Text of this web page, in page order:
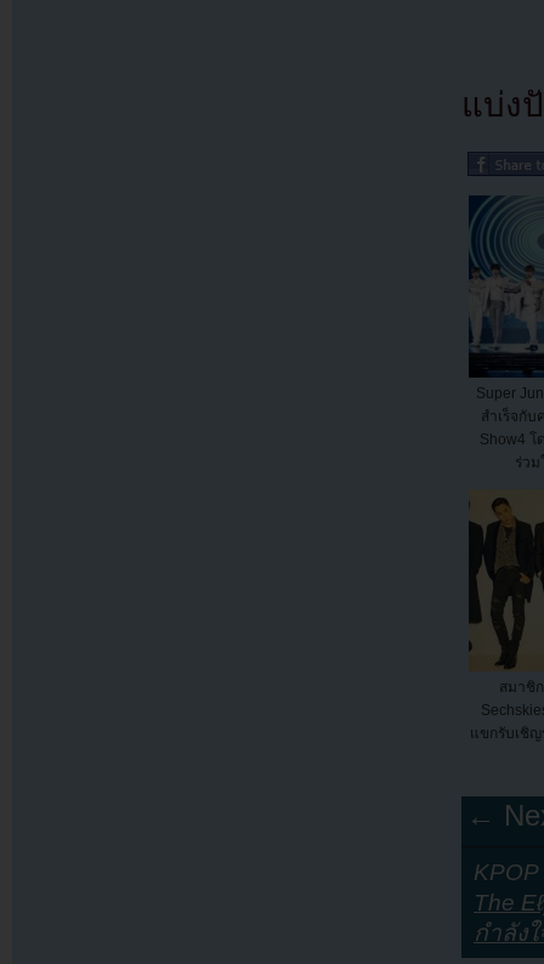
แบ่ง
Super
สำเร็จกับ
Show4 โ
ร่วม
สมาชิ
แขกรับเชิญ
←
The
กำลังใ